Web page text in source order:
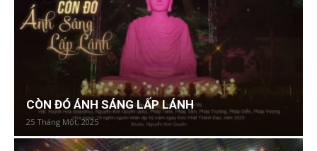
CÒN ĐÓ ÁNH SÁNG LẤP LÁNH
25 Tháng Một, 2025